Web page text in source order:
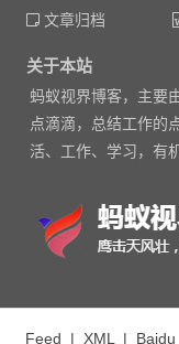
文章归档
关于本站
蚂蚁视界博客，主要
点滴滴，总结工作的
活、工作、学习，有
Feed | XML| Baidu